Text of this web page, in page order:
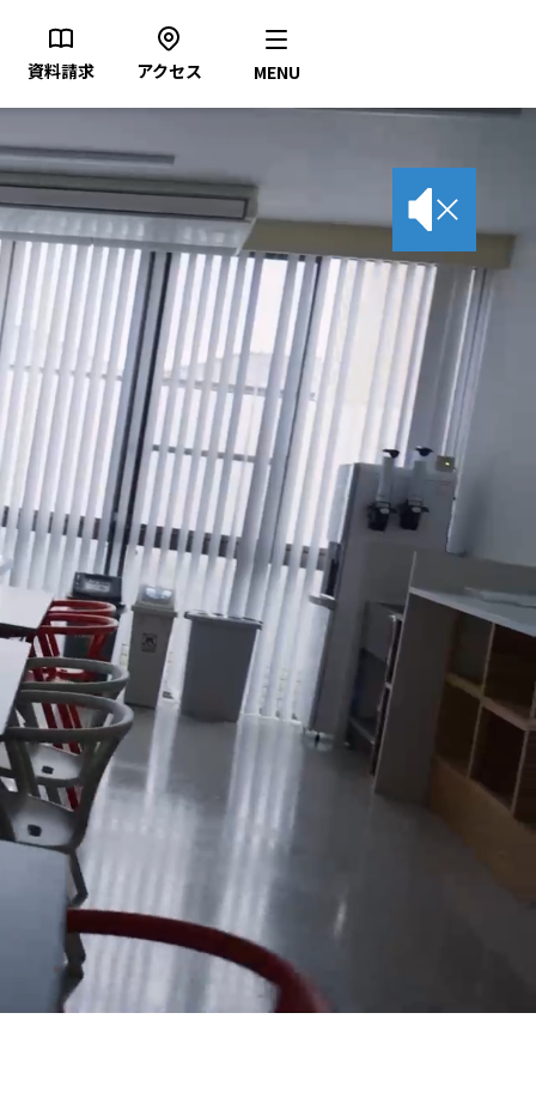
資料請求 アクセス MENU
校について
科紹介
学案内
職について
報公開
問い合わせ
ライバシーポリシー